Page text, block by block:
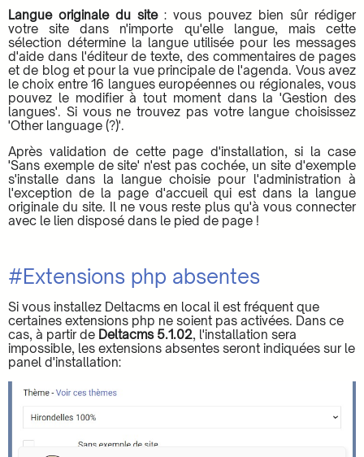
Langue originale du site: vous pouvez bien sûr rédiger
votre site dans n'importe qu'elle langue, mais cette
sélection détermine la langue utilisée pour les messages
d'aide dans l'éditeur de texte, des commentaires de pages
et de blog et pour la vue principale de l'agenda. Vous avez
le choix entre 16 langues européennes ou régionales, vous
pouvez le modifier à tout moment dans la 'Gestion des
langues'. Si vous ne trouvez pas votre langue choisissez
'Other language (?)'.
Après validation de cette page d'installation, si la case
'Sans exemple de site' n'est pas cochée, un site d'exemple
s'installe dans la langue choisie pour l'administration à
l'exception de la page d'accueil qui est dans la langue
originale du site. Il ne vous reste plus qu'à vous connecter
avec le lien disposé dans le pied de page !
#Extensions php absentes
Si vous installez Deltacms en local il est fréquent que
certaines extensions php ne soient pas activées. Dans ce
cas, à partir de Deltacms 5.1.02, l'installation sera
impossible, les extensions absentes seront indiquées sur le
panel d'installation: